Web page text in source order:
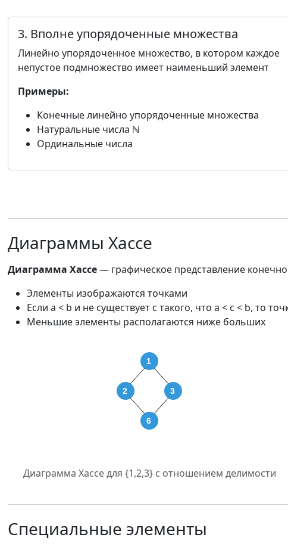
3. Вполне упорядоченные множества
Линейно упорядоченное множество, в котором каждое
непустое подмножество имеет наименьший элемент
Примеры:
Конечные линейно упорядоченные множества
Натуральные числа ℕ
Ординальные числа
Диаграммы Хассе
Диаграмма Хассе— графическое представление
Элементы изображаются точками
Если a < b и не существует c такого, что a < c < b, то
Меньшие элементы располагаются ниже больших
Диаграмма Хассе для {1,2,3} с отношением делимости
Специальные элементы